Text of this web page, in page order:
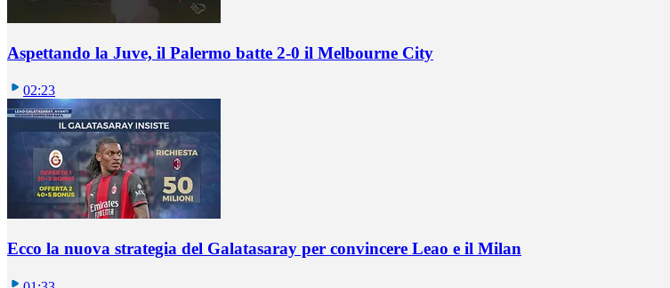
Aspettando la Juve, il Palermo batte 2-0 il Melbourne City
02:23
Ecco la nuova strategia del Galatasaray per convincere Leao e il Milan